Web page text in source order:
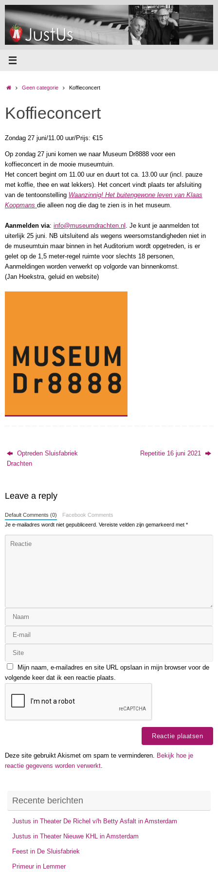
Ga
naar
inhoud
HomeGeen categorie Koffieconcert
Koffieconcert
Zondag 27 juni/11.00 uur/Prijs: €15
Op zondag 27 juni komen we naar Museum Dr8888 voor een
koffieconcert in de mooie museumtuin.
Het concert begint om 11.00 uur en duurt tot ca. 13.00 uur (incl. pauze
met koffie, thee en wat lekkers). Het concert vindt plaats ter afsluiting
van de tentoonstelling Waanzinnig! Het buitengewone leven van Klaas
Koopmans die alleen nog die dag te zien is in het museum.
Aanmelden via: info@museumdrachten.nl . Je kunt je aanmelden tot
uiterlijk 25 juni. NB uitsluitend als wegens weersomstandigheden niet in
de museumtuin maar binnen in het Auditorium wordt opgetreden, is er
gelet op de 1,5 meter-regel ruimte voor slechts 18 personen,
Aanmeldingen worden verwerkt op volgorde van binnenkomst.
(Jan Hoekstra, geluid en website)
Optreden Sluisfabriek
Drachten
Repetitie 16 juni 2021
Leave a reply
Default Comments (0)
Facebook Comments
Je e-mailadres wordt niet gepubliceerd. Vereiste velden zijn gemarkeerd met *
Mijn naam, e-mailadres en site URL opslaan in mijn browser voor de
volgende keer dat ik een reactie plaats.
Deze site gebruikt Akismet om spam te verminderen. Bekijk hoe je
reactie gegevens worden verwerkt.
Recente berichten
Justus in Theater De Richel v/h Betty Asfalt in Amsterdam
Justus in Theater Nieuwe KHL in Amsterdam
Feest in De Sluisfabriek
Primeur in Lemmer